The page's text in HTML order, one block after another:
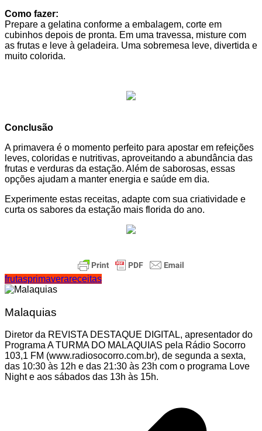
Como fazer:
Prepare a gelatina conforme a embalagem, corte em
cubinhos depois de pronta. Em uma travessa, misture com
as frutas e leve à geladeira. Uma sobremesa leve, divertida e
muito colorida.
Conclusão
A primavera é o momento perfeito para apostar em refeições
leves, coloridas e nutritivas, aproveitando a abundância das
frutas e verduras da estação. Além de saborosas, essas
opções ajudam a manter energia e saúde em dia.
Experimente estas receitas, adapte com sua criatividade e
curta os sabores da estação mais florida do ano.
frutasprimaverareceitas
Malaquias
Diretor da REVISTA DESTAQUE DIGITAL, apresentador do
Programa A TURMA DO MALAQUIAS pela Rádio Socorro
103,1 FM (www.radiosocorro.com.br), de segunda a sexta,
das 10:30 às 12h e das 21:30 às 23h com o programa Love
Night e aos sábados das 13h às 15h.